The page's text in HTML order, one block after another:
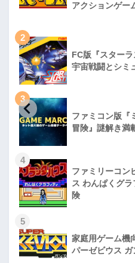
アクションゲー
2
FC版『スター
宇宙戦闘とシミ
3
ファミコン版『
冒険』謎解き満
4
ファミリーコン
ス わんぱくグ
険
5
家庭用ゲーム機
パーゼビウス ガ